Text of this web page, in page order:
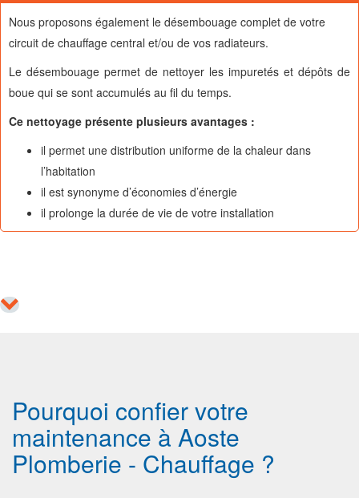
Nous proposons également le désembouage complet de votre
circuit de chauffage central et/ou de vos radiateurs.
Le désembouage permet de nettoyer les impuretés et dépôts de
boue qui se sont accumulés au fil du temps.
Ce nettoyage présente plusieurs avantages :
il permet une distribution uniforme de la chaleur dans
l’habitation
il est synonyme d’économies d’énergie
il prolonge la durée de vie de votre installation
Pourquoi confier votre
maintenance à Aoste
Plomberie - Chauffage ?